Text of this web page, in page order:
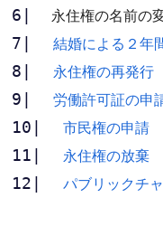
永住権の名前の
結婚による２年
永住権の再発行
労働許可証の申
市民権の申請
永住権の放棄
パブリックチ